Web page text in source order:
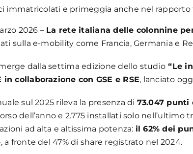
immatricolati e primeggia anche nel
2026 – La rete italiana delle colonnine
sulla e-mobility come Francia, Germania e
dalla settima edizione dello studio “Le
in collaborazione con GSE e RSE, lanciato
sul 2025 rileva la presenza di 73.047
dell’anno e 2.775 installati solo
ad alta e altissima potenza: il 62% dei
, a fronte del 47% di share registrato nel 2024.